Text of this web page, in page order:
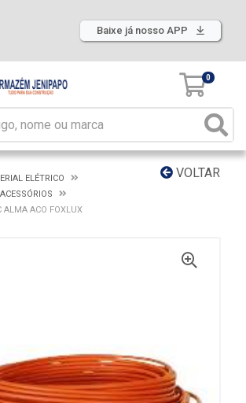
Baixe já nosso APP
0
VOLTAR
ELÉTRICO
ALMA ACO FOXLUX